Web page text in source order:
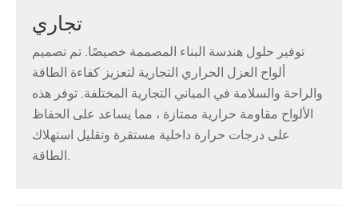
تجاري
توفير حلول هندسة البناء المصممة خصيصًا. تم تصميم
ألواح العزل الحراري التجارية لتعزيز كفاءة الطاقة
والراحة والسلامة في المباني التجارية المختلفة. توفر هذه
الألواح مقاومة حرارية ممتازة ، مما يساعد على الحفاظ
على درجات حرارة داخلية مستقرة وتقليل استهلاك
الطاقة.